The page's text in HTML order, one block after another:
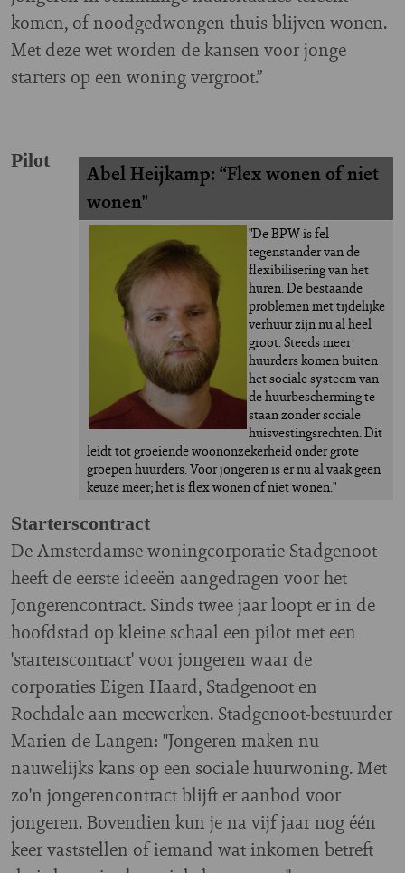
komen, of noodgedwongen thuis blijven wonen.
Met deze wet worden de kansen voor jonge
starters op een woning vergroot.”
Abel Heijkamp: “Flex wonen of niet
wonen"
"De BPW is fel
tegenstander van de
flexibilisering van het
huren. De bestaande
problemen met tijdelijke
verhuur zijn nu al heel
groot. Steeds meer
huurders komen buiten
het sociale systeem van
de huurbescherming te
staan zonder sociale
huisvestingsrechten. Dit
leidt tot groeiende woononzekerheid onder grote
groepen huurders. Voor jongeren is er nu al vaak geen
keuze meer; het is flex wonen of niet wonen."
Pilot
Starterscontract
De Amsterdamse woningcorporatie Stadgenoot
heeft de eerste ideeën aangedragen voor het
Jongerencontract. Sinds twee jaar loopt er in de
hoofdstad op kleine schaal een pilot met een
'starterscontract' voor jongeren waar de
corporaties Eigen Haard, Stadgenoot en
Rochdale aan meewerken. Stadgenoot-bestuurder
Marien de Langen: "Jongeren maken nu
nauwelijks kans op een sociale huurwoning. Met
zo'n jongerencontract blijft er aanbod voor
jongeren. Bovendien kun je na vijf jaar nog één
keer vaststellen of iemand wat inkomen betreft